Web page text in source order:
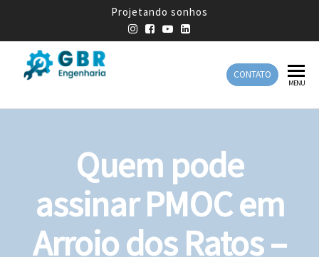
Projetando sonhos
Engenharia
Engenharia
CONTATO
MENU
Quem pode
assinar PMOC em
Arroio dos Ratos –